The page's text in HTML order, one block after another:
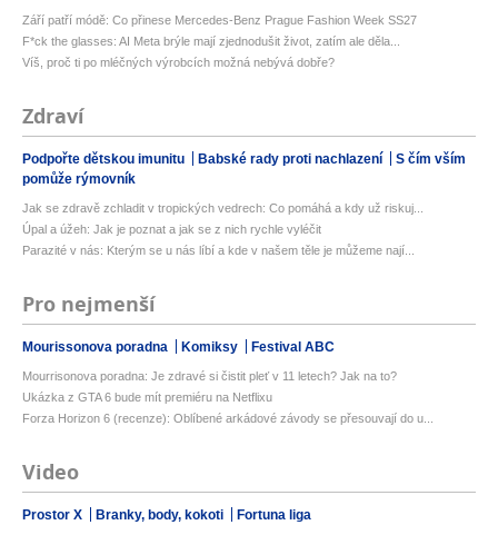
Září patří módě: Co přinese Mercedes-Benz Prague Fashion Week SS27
F*ck the glasses: AI Meta brýle mají zjednodušit život, zatím ale děla...
Víš, proč ti po mléčných výrobcích možná nebývá dobře?
Zdraví
Podpořte dětskou imunitu Babské rady proti nachlazení
S čím vším
pomůže rýmovník
Jak se zdravě zchladit v tropických vedrech: Co pomáhá a kdy už riskuj...
Úpal a úžeh: Jak je poznat a jak se z nich rychle vyléčit
Parazité v nás: Kterým se u nás líbí a kde v našem těle je můžeme nají...
Pro nejmenší
Mourissonova poradna Komiksy Festival ABC
Mourrisonova poradna: Je zdravé si čistit pleť v 11 letech? Jak na to?
Ukázka z GTA 6 bude mít premiéru na Netflixu
Forza Horizon 6 (recenze): Oblíbené arkádové závody se přesouvají do u...
Video
Prostor X Branky, body, kokoti Fortuna liga